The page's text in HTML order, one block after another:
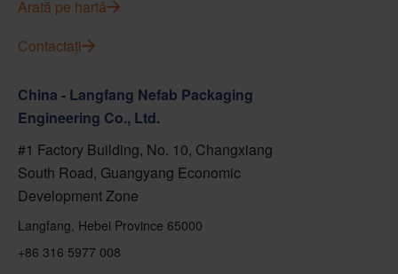
Arată pe hartă
Contactați
China - Langfang Nefab Packaging
Engineering Co., Ltd.
#1 Factory Building, No. 10, Changxiang
South Road, Guangyang Economic
Development Zone
Langfang, Hebei Province 65000
+86 316 5977 008